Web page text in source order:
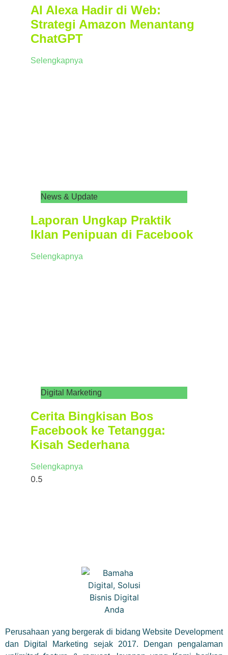
AI Alexa Hadir di Web:
Strategi Amazon Menantang
ChatGPT
Selengkapnya
News & Update
Laporan Ungkap Praktik
Iklan Penipuan di Facebook
Selengkapnya
Digital Marketing
Cerita Bingkisan Bos
Facebook ke Tetangga:
Kisah Sederhana
Selengkapnya
Perusahaan yang bergerak di bidang Website Development
dan Digital Marketing sejak 2017. Dengan pengalaman